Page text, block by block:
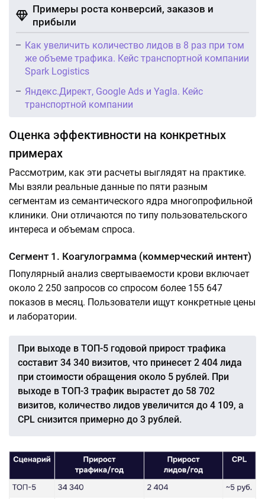
Примеры роста конверсий, заказов и
прибыли
Как увеличить количество лидов в 8 раз при том
же объеме трафика. Кейс транспортной компании
Spark Logistics
Яндекс.Директ, Google Ads и Yagla. Кейс
транспортной компании
Оценка эффективности на конкретных
примерах
Рассмотрим, как эти расчеты выглядят на практике.
Мы взяли реальные данные по пяти разным
сегментам из семантического ядра многопрофильной
клиники. Они отличаются по типу пользовательского
интереса и объемам спроса.
Сегмент 1. Коагулограмма (коммерческий интент)
Популярный анализ свертываемости крови включает
около 2 250 запросов со спросом более 155 647
показов в месяц. Пользователи ищут конкретные цены
и лаборатории.
При выходе в ТОП-5 годовой прирост трафика
составит 34 340 визитов, что принесет 2 404 лида
при стоимости обращения около 5 рублей. При
выходе в ТОП-3 трафик вырастет до 58 702
визитов, количество лидов увеличится до 4 109, а
CPL снизится примерно до 3 рублей.